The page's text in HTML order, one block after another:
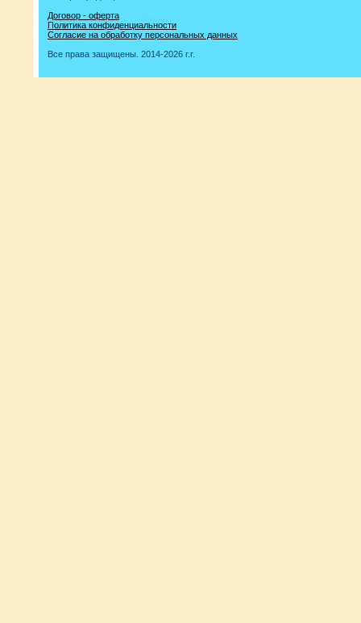
Договор - оферта
Политика конфиденциальности
Согласие на обработку персональных данных
Все права защищены. 2014-2026 г.г.